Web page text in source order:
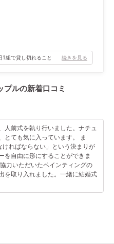
1組で貸し切れること 続きを見る
プルの新着口コミ
人前式を執り行いました。ナチュ
とても気に入っています。 ま
ればならない」という決まりが
を自由に形にすることができま
力いただいたペインティングの
を取り入れました。一緒に結婚式